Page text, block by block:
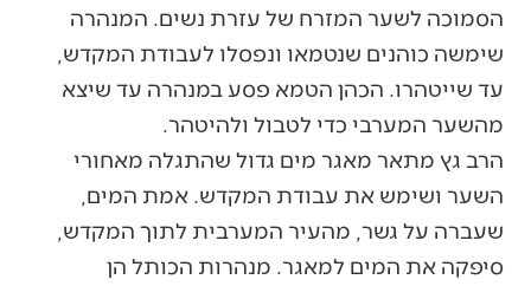
הסמוכה לשער המזרח של עזרת נשים. המנהרה
שימשה כוהנים שנטמאו ונפסלו לעבודת המקדש,
עד שייטהרו. הכהן הטמא פסע במנהרה עד שיצא
מהשער המערבי כדי לטבול ולהיטהר.
הרב גץ מתאר מאגר מים גדול שהתגלה מאחורי
השער ושימש את עבודת המקדש. אמת המים,
שעברה על גשר, מהעיר המערבית לתוך המקדש,
סיפקה את המים למאגר. מנהרות הכותל הן